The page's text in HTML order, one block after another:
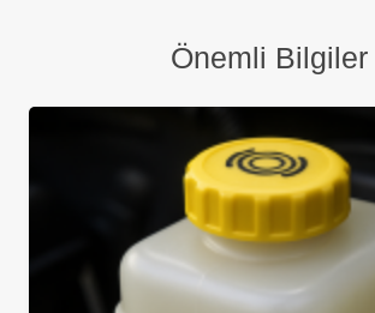
Önemli Bilgiler